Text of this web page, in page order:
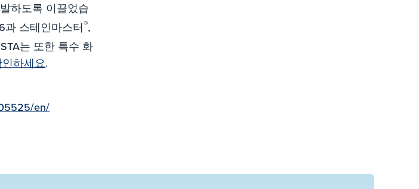
하도록 이끌었습
과 스테인마스터®,
는 또한 특수 화
하세요.
en/